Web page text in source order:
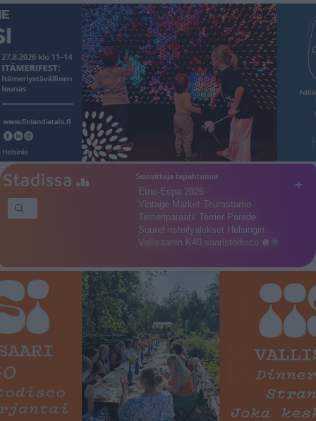
+
Suosittuja tapahtumia
Etno-Espa 2026
Vintage Market Teurastamo
Terrieriparaati/ Terrier Parade
Suuret risteilyalukset Helsingin…
Vallisaaren K40 saaristodisco 🪩🥂